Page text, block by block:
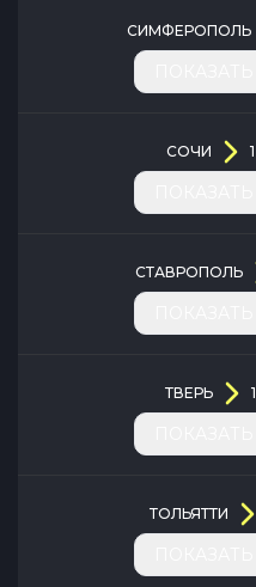
СИМФЕРОПОЛЬ
СОЧИ 1
СТАВРОПОЛЬ
ТВЕРЬ 1
ТОЛЬЯТТИ